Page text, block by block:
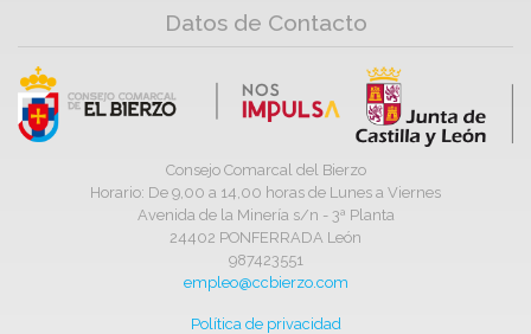
Datos de Contacto
Consejo Comarcal del Bierzo
Horario: De 9,00 a 14,00 horas de Lunes a Viernes
Avenida de la Minería s/n - 3ª Planta
24402 PONFERRADA León
987423551
empleo@ccbierzo.com
Política de privacidad